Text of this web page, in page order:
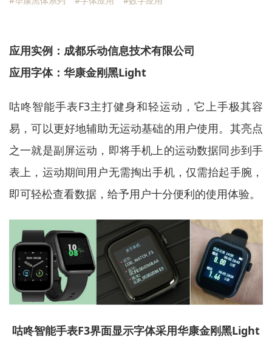
应用实例：成都乐动信息技术有限公司
应用字体：华康金刚黑Light
咕咚智能手表F3主打健身和轻运动，它上手极其容
易，可以更好地辅助无运动基础的用户使用。其亮点
之一就是副屏运动，即将手机上的运动数据同步到手
表上，运动期间用户无需掏出手机，仅需抬起手腕，
即可轻松查看数据，给予用户十分便利的使用体验。
咕咚智能手表F3界面显示字体采用华康金刚黑Light